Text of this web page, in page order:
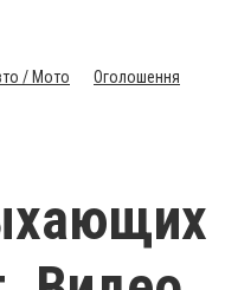
/ Мото Оголошення